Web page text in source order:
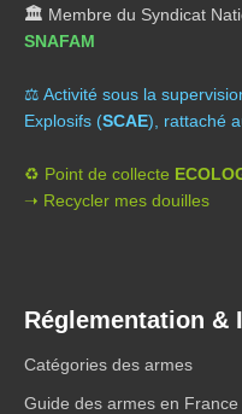
🏛️ Membre du Syndicat
SNAFAM
⚖️ Activité sous la
Explosifs (SCAE), rattaché
♻️ Point de collecte
➝ Recycler mes douilles
Réglementation &
Catégories des armes
Guide des armes en France